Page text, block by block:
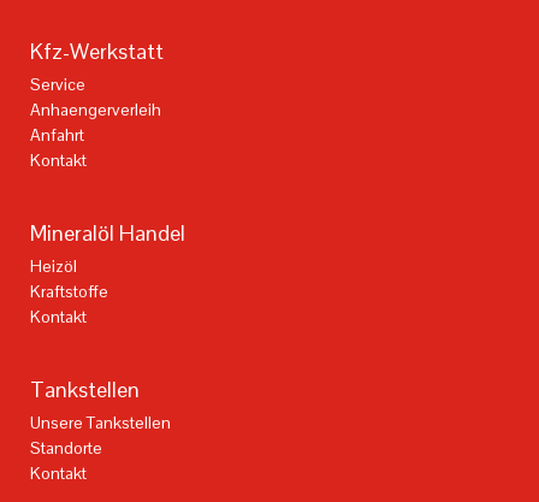
Kfz-Werkstatt
Service
Anhaengerverleih
Anfahrt
Kontakt
Mineralöl Handel
Heizöl
Kraftstoffe
Kontakt
Tankstellen
Unsere Tankstellen
Standorte
Kontakt